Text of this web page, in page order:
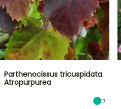
Parthenocissus tricuspidata
Atropurpurea
17